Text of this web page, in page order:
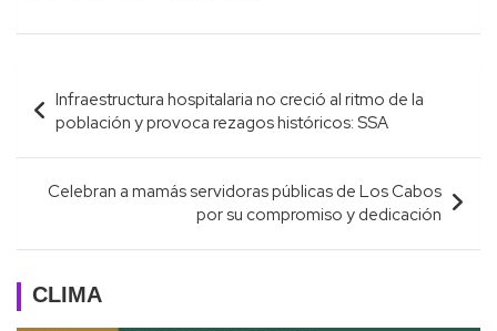
Navegación
de
entradas
Infraestructura hospitalaria no creció al ritmo de la
población y provoca rezagos históricos: SSA
Celebran a mamás servidoras públicas de Los Cabos
por su compromiso y dedicación
CLIMA